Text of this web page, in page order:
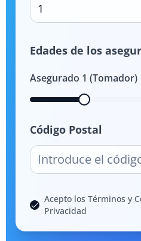
1
Edades de los
Asegurado 1 (Tomador)
Código Postal
Acepto los Términos y
Privacidad